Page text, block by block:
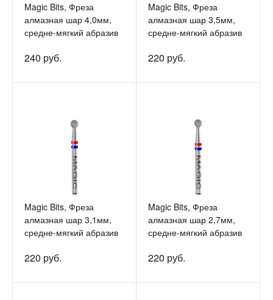
Magic Bits, Фреза
алмазная шар 4,0мм,
средне-мягкий абразив
240 руб.
Magic Bits, Фреза
алмазная шар 3,5мм,
средне-мягкий абразив
220 руб.
Magic Bits, Фреза
алмазная шар 3,1мм,
средне-мягкий абразив
220 руб.
Magic Bits, Фреза
алмазная шар 2,7мм,
средне-мягкий абразив
220 руб.